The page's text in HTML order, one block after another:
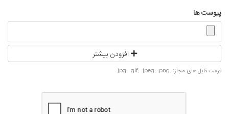
پیوست ها
افزودن بیشتر
فرمت فایل های مجاز: .jpg, .gif, .jpeg, .png